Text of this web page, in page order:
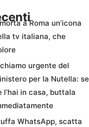
a Roma un’icona
tv italiana, che
urgente del
per la Nutella: se
l’hai in casa, buttala
WhatsApp, scatta